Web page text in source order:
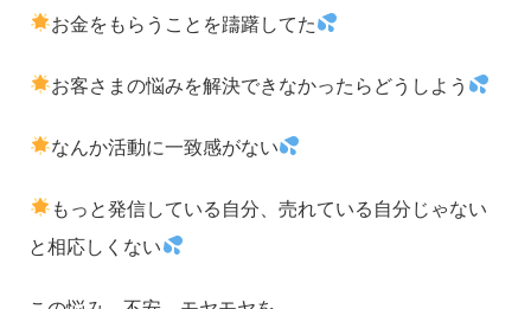
お金をもらうことを躊躇してた
お客さまの悩みを解決できなかったらどうしよう
なんか活動に一致感がない
もっと発信している自分、売れている自分じゃない
と相応しくない